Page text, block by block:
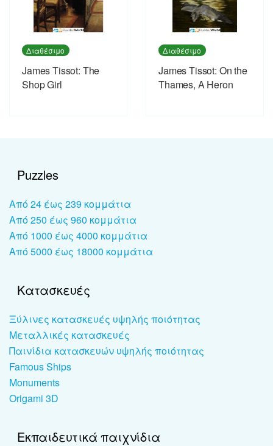
Διαθέσιμο
James Tissot: The
Shop Girl
Διαθέσιμο
James Tissot: On the
Thames, A Heron
Puzzles
Από 24 έως 239 κομμάτια
Από 250 έως 960 κομμάτια
Από 1000 έως 4000 κομμάτια
Από 5000 έως 18000 κομμάτια
Κατασκευές
Ξύλινες κατασκευές υψηλής ποιότητας
Μεταλλικές κατασκευές
Παινίδια κατασκευών υψηλής ποιότητας
Famous Ships
Monuments
Origami 3D
Εκπαιδευτικά παιχνίδια